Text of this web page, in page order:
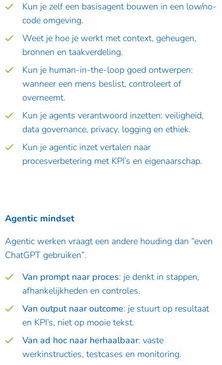
Kun je zelf een basisagent bouwen in een low/no-
code omgeving.
Weet je hoe je werkt met context, geheugen,
bronnen en taakverdeling.
Kun je human-in-the-loop goed ontwerpen:
wanneer een mens beslist, controleert of
overneemt.
Kun je agents verantwoord inzetten: veiligheid,
data governance, privacy, logging en ethiek.
Kun je agentic inzet vertalen naar
procesverbetering met KPI’s en eigenaarschap.
Agentic mindset
Agentic werken vraagt een andere houding dan “even
ChatGPT gebruiken”.
Van prompt naar proces: je denkt in stappen,
afhankelijkheden en controles.
Van output naar outcome: je stuurt op resultaat
en KPI’s, niet op mooie tekst.
Van ad hoc naar herhaalbaar: vaste
werkinstructies, testcases en monitoring.